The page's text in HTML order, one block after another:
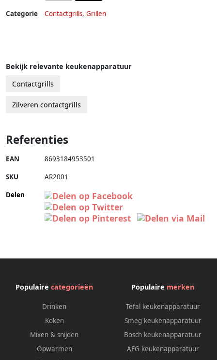
Categorie Contactgrills, Grillen
Bekijk relevante keukenapparatuur
Contactgrills
Zilveren contactgrills
Referenties
EAN 8693184953501
SKU AR2001
Delen
Populaire categorieën
Drinken
Koken
Mixen & snijden
Opwarmen
Populaire merken
Tefal keukenapparatuur
Smeg keukenapparatuur
Bosch keukenapparatuur
AEG keukenapparatuur